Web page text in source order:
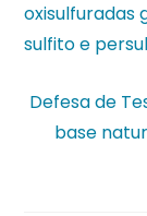
oxisulfuradas
sulfito e
Defesa de
base